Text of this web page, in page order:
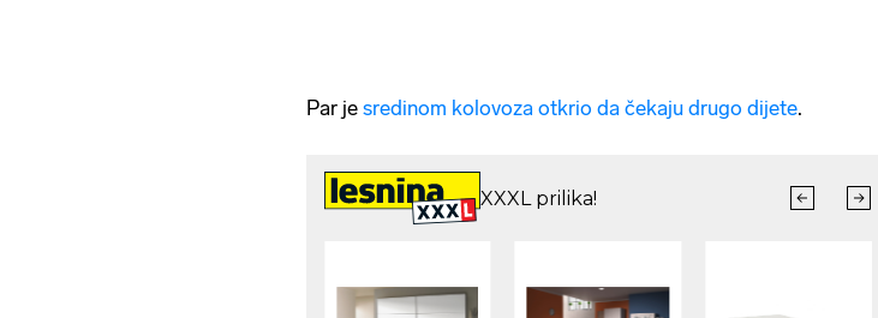
Par je sredinom kolovoza otkrio da čekaju drugo dijete.